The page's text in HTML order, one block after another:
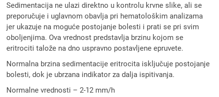
Sedimentacija ne ulazi direktno u kontrolu krvne slike, ali se
preporučuje i uglavnom obavlja pri hematološkim analizama
jer ukazuje na moguće postojanje bolesti i prati se pri svim
oboljenjima. Ova vrednost predstavlja brzinu kojom se
eritrociti talože na dno uspravno postavljene epruvete.
Normalna brzina sedimentacije eritrocita isključuje postojanje
bolesti, dok je ubrzana indikator za dalja ispitivanja.
Normalne vrednosti – 2-12 mm/h